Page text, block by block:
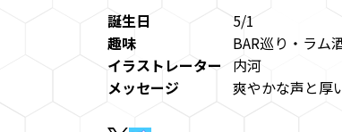
誕生日
5/1
趣味
BAR巡り・ラム
イラストレーター
内河
メッセージ
爽やかな声と厚